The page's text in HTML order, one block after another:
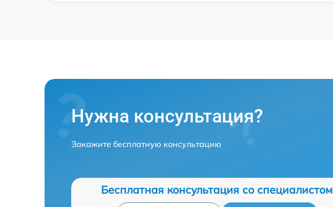
Нужна консультация?
Закажите бесплатную консультацию
Бесплатная консультация со специалистом